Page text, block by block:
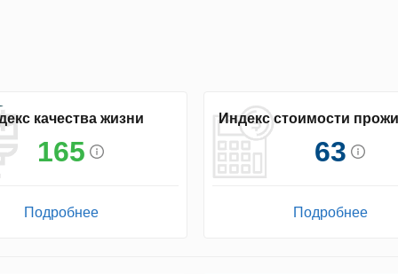
качества жизни
165
Подробнее
Индекс стоимости
63
Подробнее